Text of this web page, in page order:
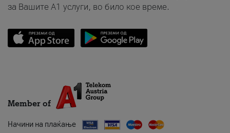
за Вашите A1 услуги, во било кое време.
Member of
Начини на плаќање